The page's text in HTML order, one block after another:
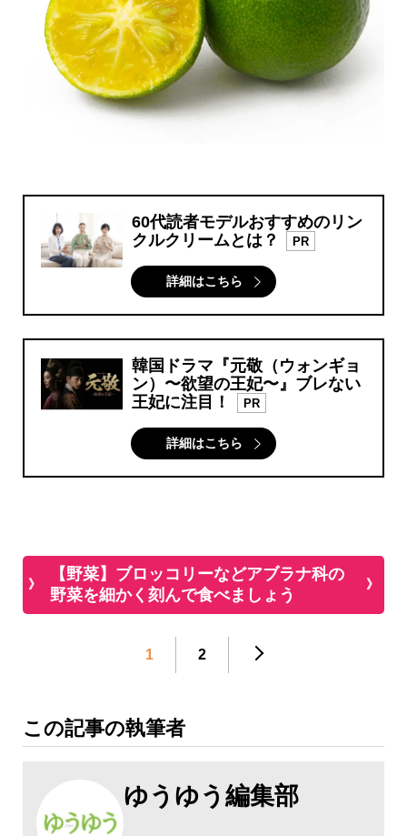
60代読者モデルおすすめのリン
クルクリームとは？
PR
詳細はこちら
韓国ドラマ『元敬（ウォンギョ
ン）〜欲望の王妃〜』ブレない
王妃に注目！
PR
詳細はこちら
【野菜】ブロッコリーなどアブラナ科の
野菜を細かく刻んで食べましょう
1 2
この記事の執筆者
ゆうゆう編集部